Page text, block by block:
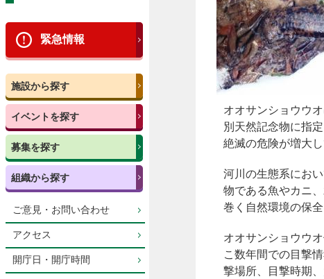
緊急情報
施設から探す
イベントを探す
募集を探す
組織から探す
ご意見・お問い合わせ
アクセス
開庁日・開庁時間
オオサンショウウ
別天然記念物に指
絶滅の危険が増大
河川の生態系にお
物である魚やカニ
巻く自然環境の保
オオサンショウウ
こ数年間での目撃
撃場所、目撃時期